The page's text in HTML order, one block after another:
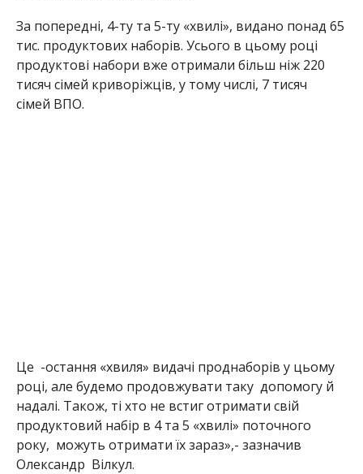
За попередні, 4-ту та 5-ту «хвилі», видано понад 65
тис. продуктових наборів. Усього в цьому році
продуктові набори вже отримали більш ніж 220
тисяч сімей криворіжців, у тому числі, 7 тисяч
сімей ВПО.
Це -остання «хвиля» видачі проднаборів у цьому
році, але будемо продовжувати таку допомогу й
надалі. Також, ті хто не встиг отримати свій
продуктовий набір в 4 та 5 «хвилі» поточного
року, можуть отримати їх зараз»,- зазначив
Олександр Вілкул.